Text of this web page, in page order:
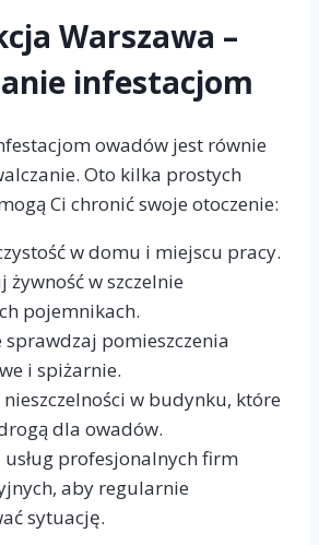
Warszawa –
infestacjom
owadów jest równie
Oto kilka prostych
Ci chronić swoje otoczenie:
w domu i miejscu pracy.
żywność w szczelnie
pojemnikach.
sprawdzaj pomieszczenia
i spiżarnie.
w budynku, które
dla owadów.
usług profesjonalnych firm
aby regularnie
sytuację.